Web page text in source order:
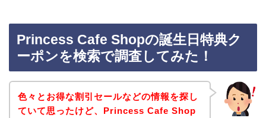
Princess Cafe Shopの誕生日特典ク
ーポンを検索で調査してみた！
色々とお得な割引セールなどの情報を探し
ていて思ったけど、Princess Cafe Shop